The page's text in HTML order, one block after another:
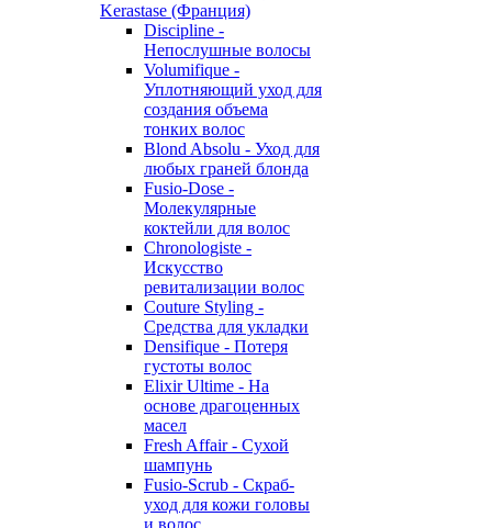
Kerastase (Франция)
Discipline -
Непослушные волосы
Volumifique -
Уплотняющий уход для
создания объема
тонких волос
Blond Absolu - Уход для
любых граней блонда
Fusio-Dose -
Молекулярные
коктейли для волос
Chronologiste -
Искусство
ревитализации волос
Couture Styling -
Средства для укладки
Densifique - Потеря
густоты волос
Elixir Ultime - На
основе драгоценных
масел
Fresh Affair - Сухой
шампунь
Fusio-Scrub - Скраб-
уход для кожи головы
и волос